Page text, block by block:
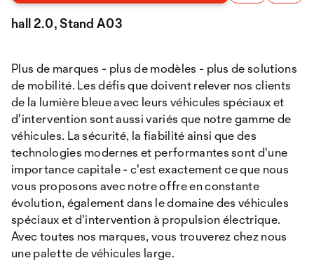
hall 2.0, Stand A03
Plus de marques - plus de modèles - plus de solutions
de mobilité. Les défis que doivent relever nos clients
de la lumière bleue avec leurs véhicules spéciaux et
d'intervention sont aussi variés que notre gamme de
véhicules. La sécurité, la fiabilité ainsi que des
technologies modernes et performantes sont d'une
importance capitale - c'est exactement ce que nous
vous proposons avec notre offre en constante
évolution, également dans le domaine des véhicules
spéciaux et d'intervention à propulsion électrique.
Avec toutes nos marques, vous trouverez chez nous
une palette de véhicules large.